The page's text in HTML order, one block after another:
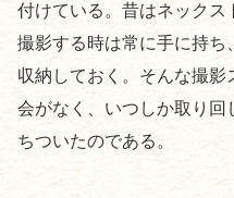
付けている。昔はネックス
撮影する時は常に手に持ち
収納しておく。そんな撮
会がなく、いつしか取り回
ちついたのである。